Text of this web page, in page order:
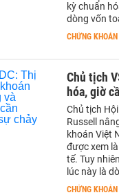
kỳ chuẩn
dòng vốn
CHỨNG KHOÁN
Chủ tịch
hóa, giờ
Chủ tịch
Russell
khoán Việt
được xem
tế. Tuy
lúc này là
CHỨNG KHOÁN